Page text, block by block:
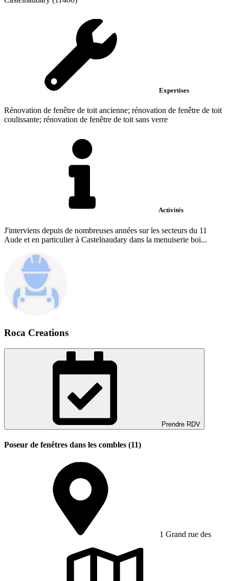
Expertises
Rénovation de fenêtre de toit ancienne; rénovation de fenêtre de toit
coulissante; rénovation de fenêtre de toit sans verre
Activités
J'interviens depuis de nombreuses années sur les secteurs du 11
Aude et en particulier à Castelnaudary dans la menuiserie boi...
Roca Creations
Prendre RDV
Poseur de fenêtres dans les combles (11)
1 Grand rue des